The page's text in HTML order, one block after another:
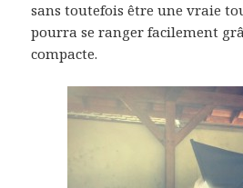
sans toutefois être une vraie
pourra se ranger facilement
compacte.